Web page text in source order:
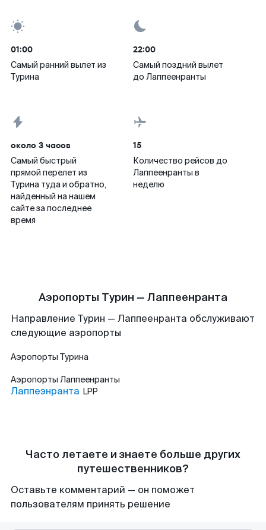
01:00
Самый ранний вылет из
Турина
22:00
Самый поздний вылет
до Лаппеенранты
около 3 часов
Самый быстрый
прямой перелет из
Турина туда и обратно,
найденный на нашем
сайте за последнее
время
15
Количество рейсов до
Лаппеенранты в
неделю
Аэропорты Турин — Лаппеенранта
Направление Турин — Лаппеенранта обслуживают
следующие аэропорты
Аэропорты Турина
Аэропорты Лаппеенранты
Лаппеэнранта LPP
Часто летаете и знаете больше других
путешественников?
Оставьте комментарий — он поможет
пользователям принять решение